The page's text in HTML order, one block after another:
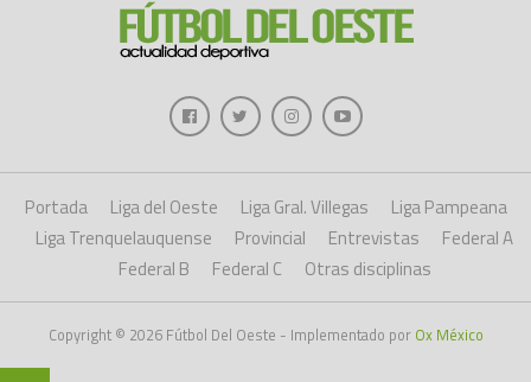
Portada Liga del Oeste Liga Gral. Villegas
Liga Pampeana
Liga Trenquelauquense
Provincial Entrevistas
Federal A
Federal B
Federal C Otras disciplinas
Copyright © 2026 Fútbol Del Oeste - Implementado por Ox México